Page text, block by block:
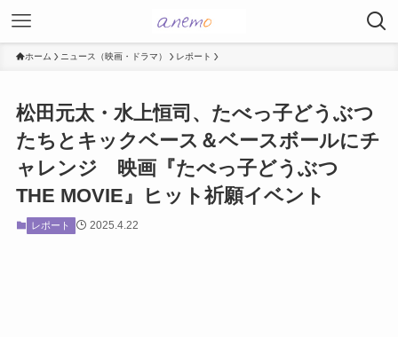
ホーム ニュース（映画・ドラマ） レポート
松田元太・水上恒司、たべっ子どうぶつ
たちとキックベース＆ベースボールにチ
ャレンジ 映画『たべっ子どうぶつ
THE MOVIE』ヒット祈願イベント
レポート 2025.4.22